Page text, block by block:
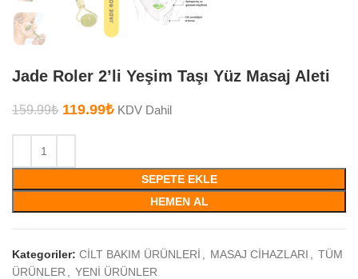
Jade Roler 2’li Yeşim Taşı Yüz Masaj Aleti
159.99₺ 119.99₺ KDV Dahil
SEPETE EKLE
HEMEN AL
Kategoriler: CİLT BAKIM ÜRÜNLERİ MASAJ CİHAZLARI
TÜM
ÜRÜNLER
YENİ ÜRÜNLER